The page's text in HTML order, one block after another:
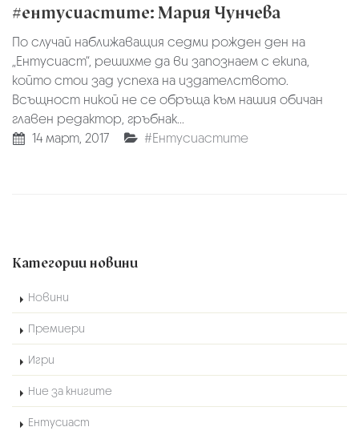
#ентусиастите: Мария Чунчева
По случай наближаващия седми рожден ден на
„Ентусиаст“, решихме да ви запознаем с екипа,
който стои зад успеха на издателството.
Всъщност никой не се обръща към нашия обичaн
главен редактор, гръбнак...
14 март, 2017
#Ентусиастите
Категории новини
Новини
Премиери
Игри
Ние за книгите
Ентусиаст